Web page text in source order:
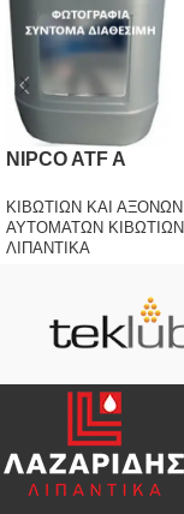
NIPCO ATF A
ΚΙΒΩΤΙΩΝ ΚΑΙ ΑΞΟΝΩΝ
ΑΥΤΟΜΑΤΩΝ ΚΙΒΩΤΙΩΝ
ΛΙΠΑΝΤΙΚΑ